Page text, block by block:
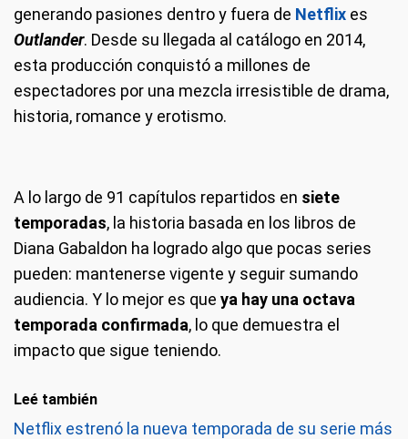
generando pasiones dentro y fuera de Netflix es
Outlander. Desde su llegada al catálogo en 2014,
esta producción conquistó a millones de
espectadores por una mezcla irresistible de drama,
historia, romance y erotismo.
A lo largo de 91 capítulos repartidos en siete
temporadas, la historia basada en los libros de
Diana Gabaldon ha logrado algo que pocas series
pueden: mantenerse vigente y seguir sumando
audiencia. Y lo mejor es que ya hay una octava
temporada confirmada, lo que demuestra el
impacto que sigue teniendo.
Leé también
Netflix estrenó la nueva temporada de su serie más